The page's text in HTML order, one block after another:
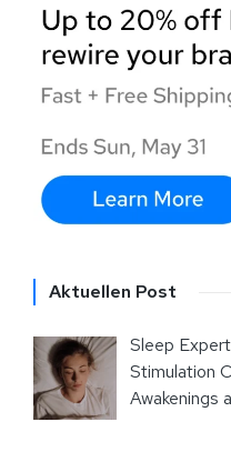
Aktuellen Post
Sleep
Stimulation
Awakenings